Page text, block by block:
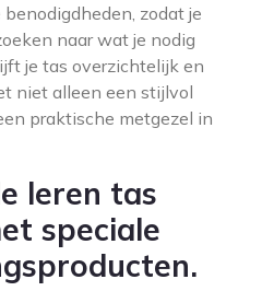
zodat je
naar wat je nodig
je tas overzichtelijk en
niet alleen een stijlvol
praktische metgezel in
leren tas
speciale